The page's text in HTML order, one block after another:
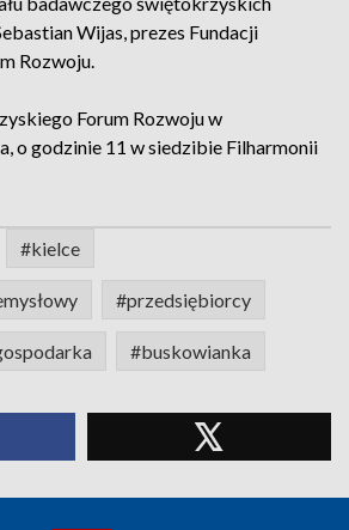
Wijas, prezes Fundacji
Rozwoju.
Forum Rozwoju w
o godzinie 11 w siedzibie Filharmonii
#kielce
#przedsiębiorcy
#buskowianka